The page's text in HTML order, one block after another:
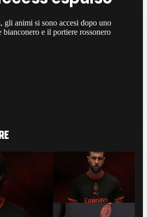
gli animi si sono accesi dopo uno
bianconero e il portiere rossonero